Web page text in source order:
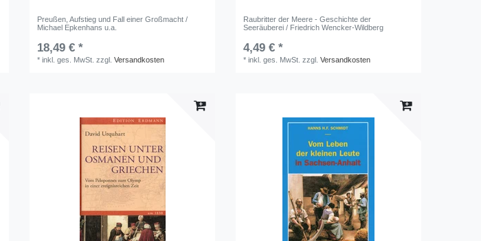
Preußen, Aufstieg und Fall einer Großmacht /
Michael Epkenhans u.a.
18,49 € *
*inkl. ges. MwSt. zzgl.Versandkosten
Raubritter der Meere - Geschichte der
Seeräuberei / Friedrich Wencker-Wildberg
4,49 € *
*inkl. ges. MwSt. zzgl.Versandkosten